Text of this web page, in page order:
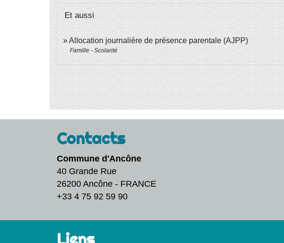
Et aussi
Allocation journalière de présence parentale (AJPP)
Famille - Scolarité
Contacts
Commune d'Ancône
40 Grande Rue
26200 Ancône - FRANCE
+33 4 75 92 59 90
Liens